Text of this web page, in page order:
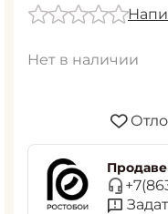
Нет в наличии